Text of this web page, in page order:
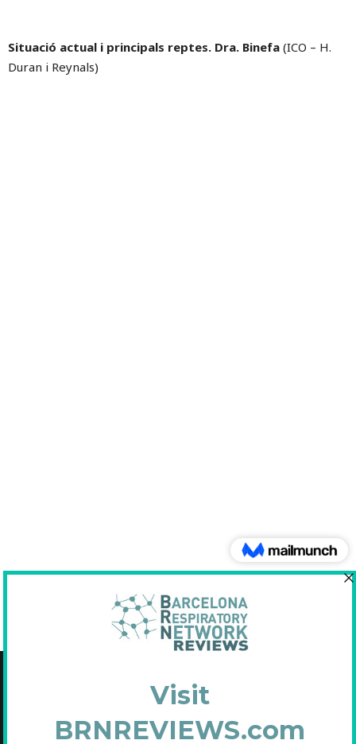
Situació actual i principals reptes. Dra. Binefa (ICO – H.
Duran i Reynals)
C/Diputació, 297 2n 2a - 08009 Barcelona
Inscrita en el Registre de Fundacions de la Generalitat de Catalunya. Nº